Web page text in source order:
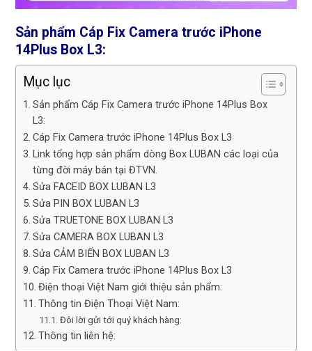
Sản phẩm Cáp Fix Camera trước iPhone
14Plus Box L3:
Mục lục
Sản phẩm Cáp Fix Camera trước iPhone 14Plus Box
L3:
Cáp Fix Camera trước iPhone 14Plus Box L3
Link tổng hợp sản phẩm dòng Box LUBAN các loại của
từng đời máy bán tại ĐTVN.
Sửa FACEID BOX LUBAN L3
Sửa PIN BOX LUBAN L3
Sửa TRUETONE BOX LUBAN L3
Sửa CAMERA BOX LUBAN L3
Sửa CẢM BIẾN BOX LUBAN L3
Cáp Fix Camera trước iPhone 14Plus Box L3
Điện thoại Việt Nam giới thiệu sản phẩm:
Thông tin Điện Thoại Việt Nam:
Đôi lời gửi tới quý khách hàng:
Thông tin liên hệ: